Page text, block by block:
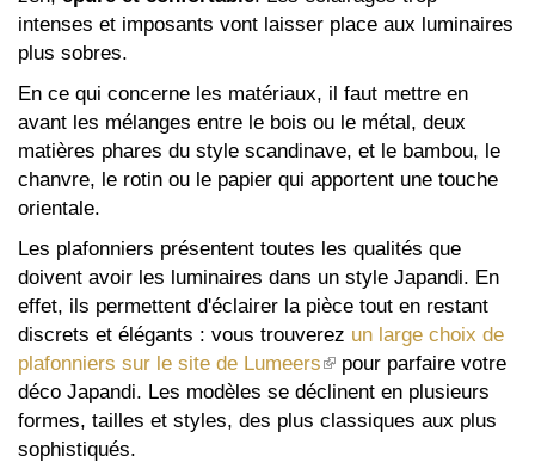
intenses et imposants vont laisser place aux luminaires
plus sobres.
En ce qui concerne les matériaux, il faut mettre en
avant les mélanges entre le bois ou le métal, deux
matières phares du style scandinave, et le bambou, le
chanvre, le rotin ou le papier qui apportent une touche
orientale.
Les plafonniers présentent toutes les qualités que
doivent avoir les luminaires dans un style Japandi. En
effet, ils permettent d'éclairer la pièce tout en restant
discrets et élégants : vous trouverez un large choix de
plafonniers sur le site de Lumeers(le
lien
est
pour parfaire votre
déco Japandi. Les modèles se déclinent en plusieurs
formes, tailles et styles, des plus classiques aux plus
sophistiqués.